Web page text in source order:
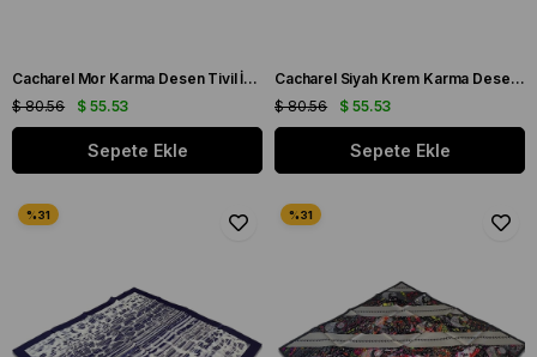
Cacharel Mor Karma Desen Tivil İpek Eşarp 35658
$ 55.53
$ 80.56
Sepete Ekle
Cacharel Siyah Krem Karma Desen Tivil İpek Eşarp 8848313 - 931
$ 55.53
$ 80.56
Sepete Ekle